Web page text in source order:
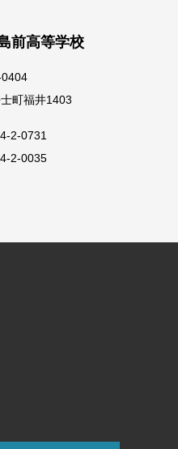
前高等学校
町福井1403
2-0731
2-0035